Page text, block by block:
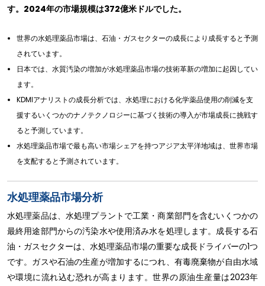
す。2024年の市場規模は372億米ドルでした。
世界の水処理薬品市場は、石油・ガスセクターの成長により成長すると予測
されています。
日本では、水質汚染の増加が水処理薬品市場の技術革新の増加に起因してい
ます。
KDMIアナリストの成長分析では、水処理における化学薬品使用の削減を支
援するいくつかのナノテクノロジーに基づく技術の導入が市場成長に挑戦す
ると予測しています。
水処理薬品市場で最も高い市場シェアを持つアジア太平洋地域は、世界市場
を支配すると予測されています。
水処理薬品市場分析
水処理薬品は、水処理プラントで工業・商業部門を含むいくつかの
最終用途部門からの汚染水や使用済み水を処理します。成長する石
油・ガスセクターは、水処理薬品市場の重要な成長ドライバーの1つ
です。ガスや石油の生産が増加するにつれ、有毒廃棄物が自由水域
や環境に流れ込む恐れが高まります。世界の原油生産量は2023年